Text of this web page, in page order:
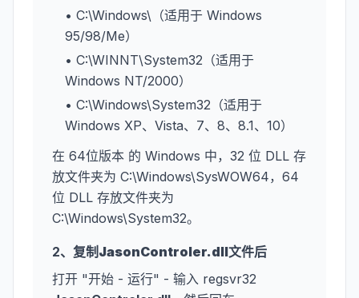
• C:\Windows\（适用于 Windows
95/98/Me）
• C:\WINNT\System32（适用于
Windows NT/2000）
• C:\Windows\System32（适用于
Windows XP、Vista、7、8、8.1、10）
在 64位版本 的 Windows 中，32 位 DLL 存
放文件夹为 C:\Windows\SysWOW64，64
位 DLL 存放文件夹为
C:\Windows\System32。
2、复制 JasonControler.dll文件后
打开 "开始 - 运行" - 输入 regsvr32